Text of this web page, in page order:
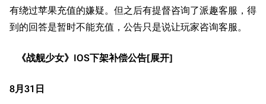
首页
最近更改
留言讨论页
新手入门
推荐角色与游戏技
海域资料
按编号
按类型
有绕过苹果充值的嫌疑。但之后有提督咨询了派趣客服，得
到的回答是暂时不能充值，公告只是说让玩家咨询客服。
《战舰少女》IOS下架补偿公告
8月31日